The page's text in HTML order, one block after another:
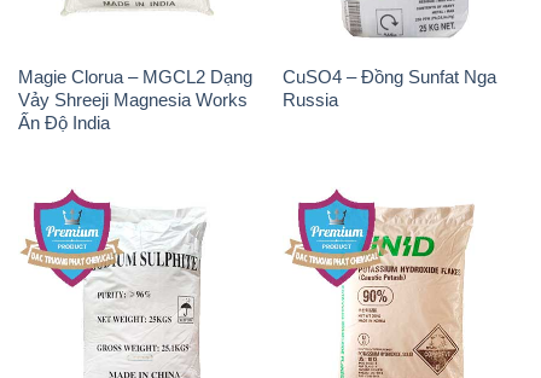
Magie Clorua – MGCL2 Dạng
Vảy Shreeji Magnesia Works
Ấn Độ India
CuSO4 – Đồng Sunfat Nga
Russia